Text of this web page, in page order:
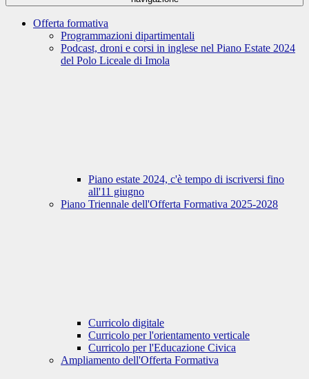
Offerta formativa
Programmazioni dipartimentali
Podcast, droni e corsi in inglese nel Piano Estate 2024
del Polo Liceale di Imola
Piano estate 2024, c'è tempo di iscriversi fino
all'11 giugno
Piano Triennale dell'Offerta Formativa 2025-2028
Curricolo digitale
Curricolo per l'orientamento verticale
Curricolo per l'Educazione Civica
Ampliamento dell'Offerta Formativa